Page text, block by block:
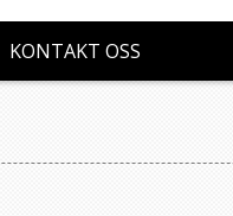
KONTAKT OSS